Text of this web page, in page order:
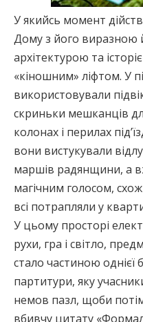
У якийсь момент
Дому з його виразною
архітектурою та
«кіношним» ліфтом. У
використовували
скриньки мешканців
колонах і перилах
вони вистукували
маршів радянщини, а
магічним голосом,
всі потрапляли у
У цьому просторі
рухи, гра і світло,
стало частиною однієї
партитури, яку
немов пазл, щоби
вбивчу цитату